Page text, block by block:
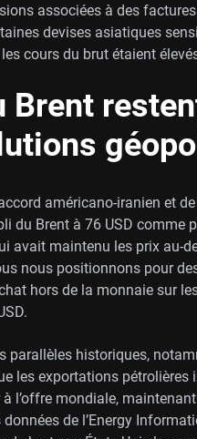
associées à des
devises asiatiques
cours du brut étaient
Brent
américano-iranien et
du Brent à 76 USD comme
avait maintenu les prix au-
nous positionnons pour
hors de la monnaie sur
parallèles historiques,
les exportations pétrolières
l’offre mondiale,
de l’Energy